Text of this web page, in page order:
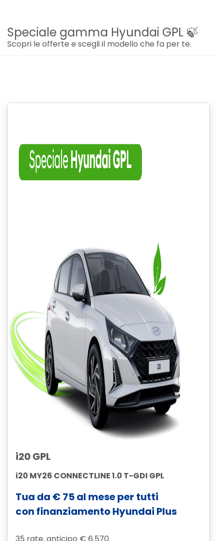
Speciale gamma Hyundai GPL 🍃
Scopri le offerte e scegli il modello che fa per te.
i20 GPL
i20 MY26 CONNECTLINE 1.0 T-GDI GPL
Tua da € 75 al mese per tutti
con finanziamento Hyundai Plus
35 rate, anticipo € 6.570